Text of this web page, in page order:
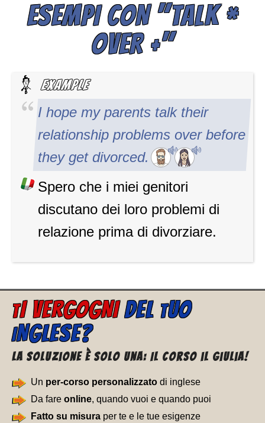
ESEMPI CON "TALK *
OVER +"
I hope my parents talk their
relationship problems over before
they get divorced.
Spero che i miei genitori
discutano dei loro problemi di
relazione prima di divorziare.
TI VERGOGNIDEL TUO
INGLESE?
La soluzione è solo una: Il corso il Giulia!
Un per-corso personalizzato di inglese
Da fare online, quando vuoi e quando puoi
Fatto su misura per te e le tue esigenze